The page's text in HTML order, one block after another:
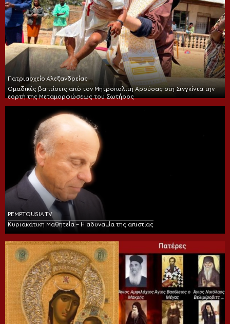
Πατριαρχείο Αλεξανδρείας
Ομαδικές βαπτίσεις από τον Μητροπολίτη Αρούσας στη Σινγκίντα την
εορτή της Μεταμορφώσεως του Σωτήρος
PEMPTOUSIA TV
Κυριακάτικη Μαθητεία – Η αδυναμία της απιστίας